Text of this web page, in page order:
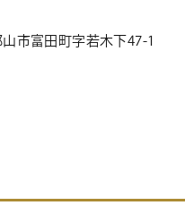
市富田町字若木下47-1